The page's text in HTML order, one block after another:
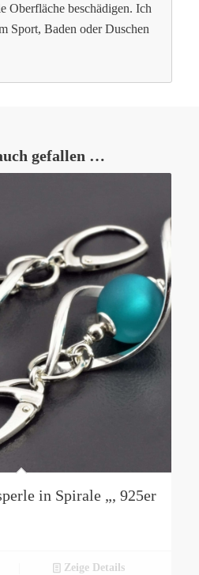
Oberfläche beschädigen. Ich
Sport, Baden oder Duschen
gefallen …
in Spirale „, 925er
Zeige Details